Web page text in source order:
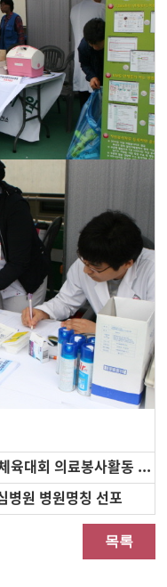
대회 의료봉사활동 전개
병원 병원명칭 선포
목록